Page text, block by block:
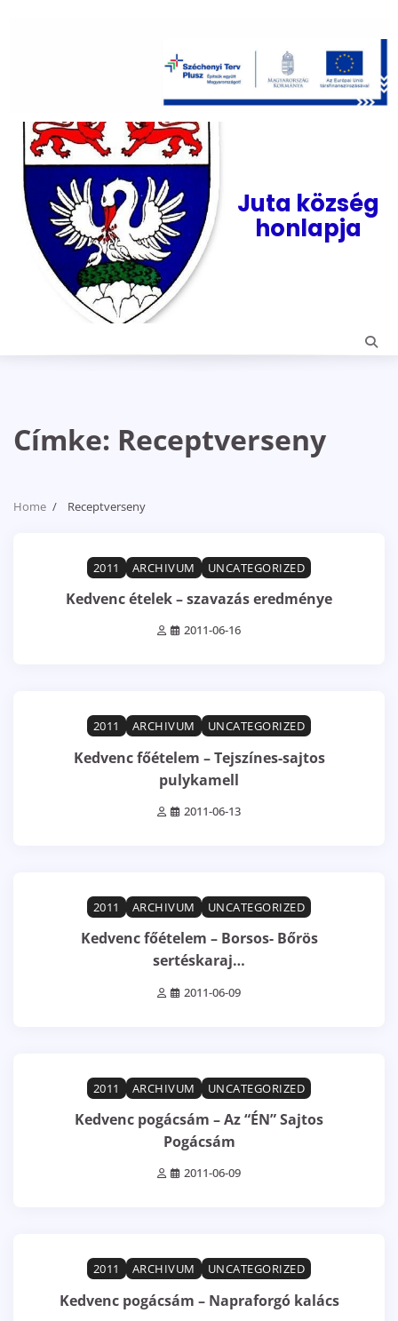
content
Juta község
honlapja
Címke: Receptverseny
Home Receptverseny
2011
ARCHIVUM UNCATEGORIZED
Kedvenc ételek – szavazás eredménye
2011-06-16
2011
ARCHIVUM UNCATEGORIZED
Kedvenc főételem – Tejszínes-sajtos
pulykamell
2011-06-13
2011
ARCHIVUM UNCATEGORIZED
Kedvenc főételem – Borsos- Bőrös
sertéskaraj…
2011-06-09
2011
ARCHIVUM UNCATEGORIZED
Kedvenc pogácsám – Az “ÉN” Sajtos
Pogácsám
2011-06-09
2011
ARCHIVUM UNCATEGORIZED
Kedvenc pogácsám – Napraforgó kalács